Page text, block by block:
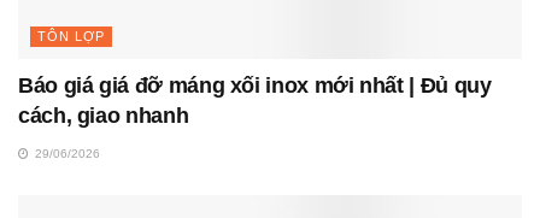
TÔN LỢP
Báo giá giá đỡ máng xối inox mới nhất | Đủ quy
cách, giao nhanh
29/06/2026